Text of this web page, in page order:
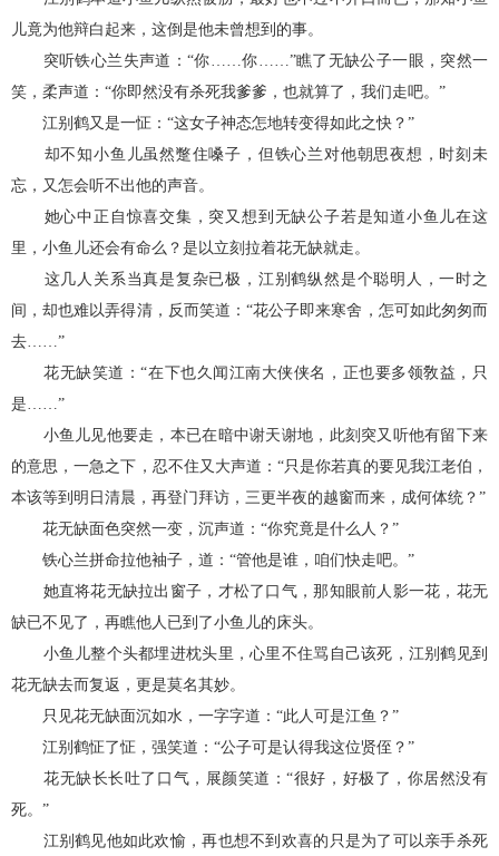
儿竟为他辩白起来，这倒是他未曾想到的事。
突听铁心兰失声道：“你……你……”瞧了无缺公子一眼，突然一
笑，柔声道：“你即然没有杀死我爹爹，也就算了，我们走吧。”
江别鹤又是一怔：“这女子神态怎地转变得如此之快？”
却不知小鱼儿虽然蹩住嗓子，但铁心兰对他朝思夜想，时刻未
忘，又怎会听不出他的声音。
她心中正自惊喜交集，突又想到无缺公子若是知道小鱼儿在这
里，小鱼儿还会有命么？是以立刻拉着花无缺就走。
这几人关系当真是复杂已极，江别鹤纵然是个聪明人，一时之
间，却也难以弄得清，反而笑道：“花公子即来寒舍，怎可如此匆匆而
去……”
花无缺笑道：“在下也久闻江南大侠侠名，正也要多领敎益，只
是……”
小鱼儿见他要走，本已在暗中谢天谢地，此刻突又听他有留下来
的意思，一急之下，忍不住又大声道：“只是你若真的要见我江老伯，
本该等到明日清晨，再登门拜访，三更半夜的越窗而来，成何体统？”
花无缺面色突然一变，沉声道：“你究竟是什么人？”
铁心兰拼命拉他袖子，道：“管他是谁，咱们快走吧。”
她直将花无缺拉出窗子，才松了口气，那知眼前人影一花，花无
缺已不见了，再瞧他人已到了小鱼儿的床头。
小鱼儿整个头都埋进枕头里，心里不住骂自己该死，江别鹤见到
花无缺去而复返，更是莫名其妙。
只见花无缺面沉如水，一字字道：“此人可是江鱼？”
江别鹤怔了怔，强笑道：“公子可是认得我这位贤侄？”
花无缺长长吐了口气，展颜笑道：“很好，好极了，你居然没有
死。”
江别鹤见他如此欢愉，再也想不到欢喜的只是为了可以亲手杀死